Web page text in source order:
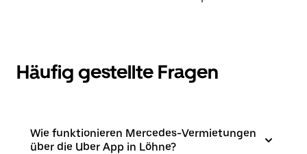
Häufig gestellte Fragen
Wie funktionieren Mercedes-Vermietungen
über die Uber App in Löhne?